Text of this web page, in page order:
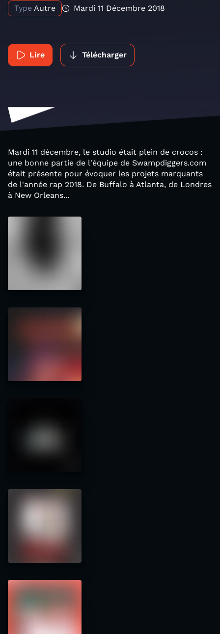
Type Autre Mardi 11 Décembre 2018
Lire Télécharger
Mardi 11 décembre, le studio était plein de crocos :
une bonne partie de l'équipe de Swampdiggers.com
était présente pour évoquer les projets marquants
de l'année rap 2018. De Buffalo à Atlanta, de Londres
à New Orleans...